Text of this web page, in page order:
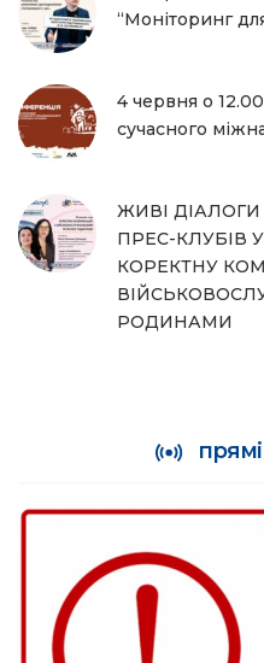
“Моніторинг
4 червня о
сучасного
ЖИВІ
ПРЕС-КЛУБІВ
КОРЕКТНУ
РОДИНАМИ